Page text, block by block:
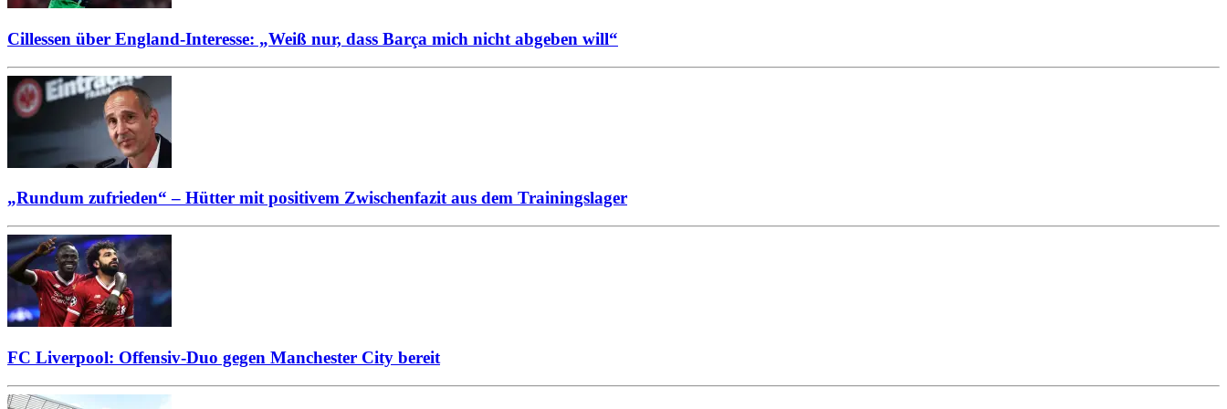
Cillessen über England-Interesse: „Weiß nur, dass Barça mich nicht abgeben will“
„Rundum zufrieden“ – Hütter mit positivem Zwischenfazit aus dem Trainingslager
FC Liverpool: Offensiv-Duo gegen Manchester City bereit